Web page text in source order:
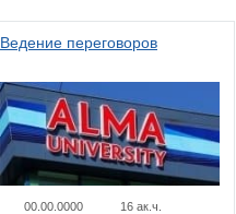
Ведение переговоров
00.00.0000 16 ак.ч.